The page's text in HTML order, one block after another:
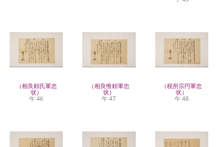
（相良頼氏軍忠
状）
午 46
（相良惟頼軍忠
状）
午 47
（税所宗円軍忠
状）
午 48